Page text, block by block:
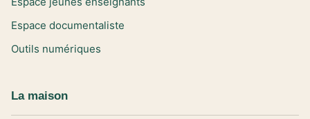
Espace documentaliste
Outils numériques
La maison